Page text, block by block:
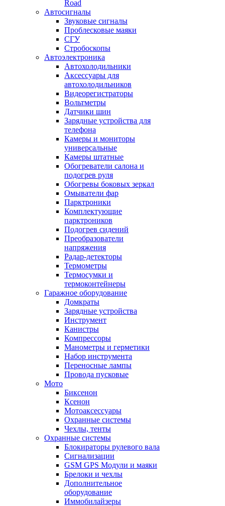
Road
Автосигналы
Звуковые сигналы
Проблесковые маяки
СГУ
Стробоскопы
Автоэлектроника
Автохолодильники
Аксессуары для
автохолодильников
Видеорегистраторы
Вольтметры
Датчики шин
Зарядные устройства для
телефона
Камеры и мониторы
универсальные
Камеры штатные
Обогреватели салона и
подогрев руля
Обогревы боковых зеркал
Омыватели фар
Парктроники
Комплектующие
парктроников
Подогрев сидений
Преобразователи
напряжения
Радар-детекторы
Термометры
Термосумки и
термоконтейнеры
Гаражное оборудование
Домкраты
Зарядные устройства
Инструмент
Канистры
Компрессоры
Манометры и герметики
Набор инструмента
Переносные лампы
Провода пусковые
Мото
Биксенон
Ксенон
Мотоаксессуары
Охранные системы
Чехлы, тенты
Охранные системы
Блокираторы рулевого вала
Сигнализации
GSM GPS Модули и маяки
Брелоки и чехлы
Дополнительное
оборудование
Иммобилайзеры